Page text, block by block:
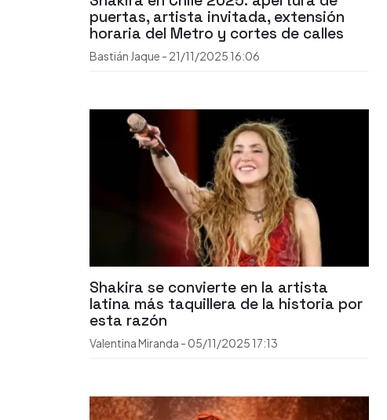
puertas, artista invitada, extensión
horaria del Metro y cortes de calles
Bastián Jaque - 21/11/2025 16:06
Shakira se convierte en la artista
latina más taquillera de la historia por
esta razón
Valentina Miranda - 05/11/2025 17:13